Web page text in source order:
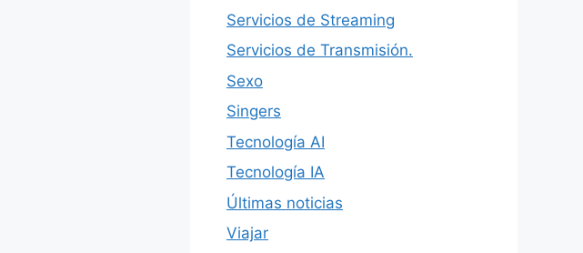
Servicios de Streaming
Servicios de Transmisión.
Sexo
Singers
Tecnología AI
Tecnología IA
Últimas noticias
Viajar